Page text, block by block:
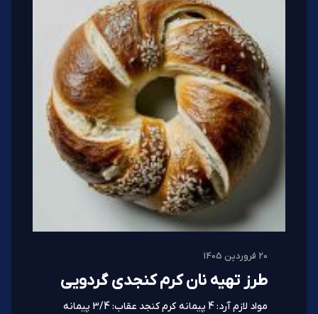
20 فروردین 1405
طرز تهیه نان کرم کنجدی گردویی
مواد لازم آرد: 4 پیمانه کرم کنجد عقاب: 3/4 پیمانه